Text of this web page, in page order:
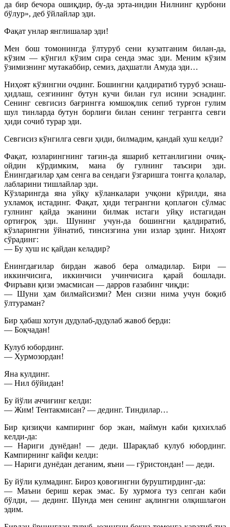
да бир бечора ошиқдир, бу-да эрта-индин Нилнинг қурбони
бўлур», деб ўйлайлар эди.
Фақат унлар янглишалар эди!
Мен бош томонингда ўлтуруб сени кузатганим билан-да,
кўзим — кўнгил кўзим сира сенда эмас эди. Меним кўзим
ўзимизнинг мутакаббир, семиз, даҳшатли Амуда эди…
Ниҳоят кўзингни очдинг. Бошингни қалдиратиб туруб эснаш-
ҳидлаш, сезгининг бутун кучи билан гул исини эснадинг.
Сенинг севгисиз бағрингға юмшоқлик сепиб турғон гулим
шул тинларда бутун борлиғи билан сенинг тегрангга севги
ҳиди сочиб турар эди.
Севгисиз кўнгилга севги ҳиди, билмадим, қандай хуш келди?
Фақат, юзларингнинг тағин-да яшариб кетганлигини очиқ-
ойдин кўрдимким, мана бу гулнинг таъсири эди.
Ёнингдағилар ҳам сенга ва сендаги ўзгаришга тонгға қолалар,
лабларини тишлайлар эди.
Кўзларингда яна уйқу кўланкалари учқони кўрилди, яна
ухламоқ истадинг. Фақат, ҳиди тегрангни қоплағон сўлмас
гулнинг қайда эканини билмак истаги уйқу истагидан
ортиғроқ эди. Шунинг учун-да бошингни қалдиратиб,
кўзларингни ўйнатиб, тинсизгина уни излар эдинг. Ниҳоят
сўрадинг:
— Бу хуш ис қайдан келадир?
Ёнингдағилар бирдан жавоб бера олмадилар. Бири —
иккинчисига, иккинчиси учинчисига қарай бошлади.
Фиръавн қизи эмасмисан — дарров ғазабинг чиқди:
— Шуни ҳам билмайсизми? Мен сизни нима учун боқиб
ўлтураман?
Бир ҳабаш хотун дудулаб-дудулаб жавоб берди:
— Боқчадан!
Кулуб юбординг.
— Хурмозордан!
Яна кулдинг.
— Нил бўйидан!
Бу йўли аччиғинг келди:
— Жим! Тентакмисан? — дединг. Тиндилар…
Бир қизиқчи кампиринг бор экан, маймун каби қихихлаб
келди-да:
— Нариги дунёдан! — деди. Шарақлаб кулуб юбординг.
Кампирнинг кайфи келди:
— Нариги дунёдан деганим, яъни — гўристондан! — деди.
Бу йўли кулмадинг. Бироз қовоғингни буруштирдинг-да:
— Маъни бериш керак эмас. Бу хурмоға туз сепган каби
бўлди, — дединг. Шунда мен сенинг ақлингни олқишлағон
эдим.